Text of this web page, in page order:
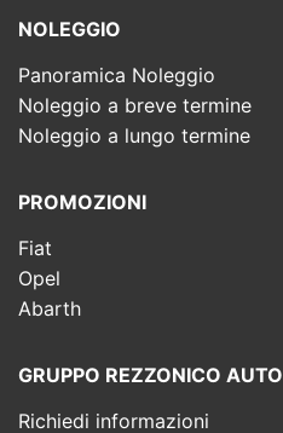
NOLEGGIO
Panoramica Noleggio
Noleggio a breve termine
Noleggio a lungo termine
PROMOZIONI
Fiat
Opel
Abarth
GRUPPO REZZONICO AUTO
Richiedi informazioni